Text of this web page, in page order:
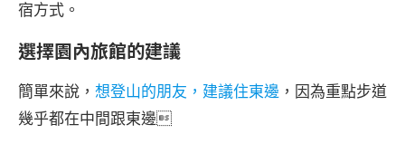
宿方式。
選擇園內旅館的建議
簡單來說， 想登山的朋友，建議住東邊 ，因為重點步道
幾乎都在中間跟東邊